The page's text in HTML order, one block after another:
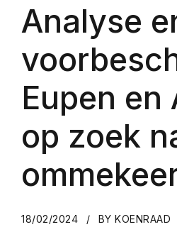
Analyse
Eupen en
op zoek
18/02/2024 BY KOENRAAD